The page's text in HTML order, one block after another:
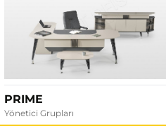
PRIME
Yönetici Grupları